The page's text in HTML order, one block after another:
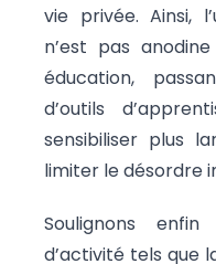
vie privée. Ainsi,
n’est pas
éducation,
d’outils
sensibiliser plus
limiter le désordre
Soulignons
d’activité tels que